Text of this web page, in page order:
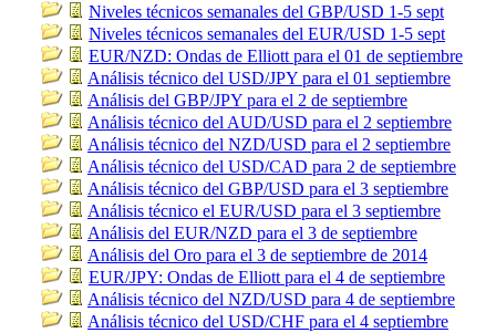
Niveles técnicos semanales del GBP/USD 1-5 sept
Niveles técnicos semanales del EUR/USD 1-5 sept
EUR/NZD: Ondas de Elliott para el 01 de septiembre
Análisis técnico del USD/JPY para el 01 septiembre
Análisis del GBP/JPY para el 2 de septiembre
Análisis técnico del AUD/USD para el 2 septiembre
Análisis técnico del NZD/USD para el 2 septiembre
Análisis técnico del USD/CAD para 2 de septiembre
Análisis técnico del GBP/USD para el 3 septiembre
Análisis técnico el EUR/USD para el 3 septiembre
Análisis del EUR/NZD para el 3 de septiembre
Análisis del Oro para el 3 de septiembre de 2014
EUR/JPY: Ondas de Elliott para el 4 de septiembre
Análisis técnico del NZD/USD para 4 de septiembre
Análisis técnico del USD/CHF para el 4 septiembre